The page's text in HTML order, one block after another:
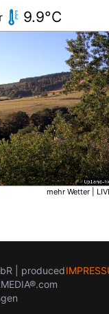
9.9°C
mehr Wetter
| produced